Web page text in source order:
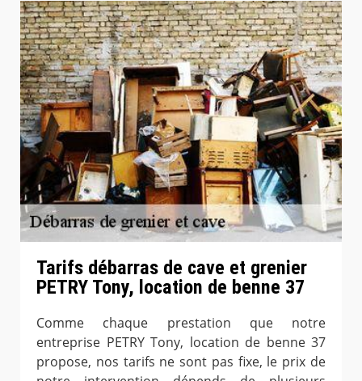
Tarifs débarras de cave et grenier
PETRY Tony, location de benne 37
Comme chaque prestation que notre
entreprise PETRY Tony, location de benne 37
propose, nos tarifs ne sont pas fixe, le prix de